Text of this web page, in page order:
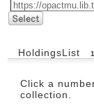
HoldingsList 1
Click a
collection.